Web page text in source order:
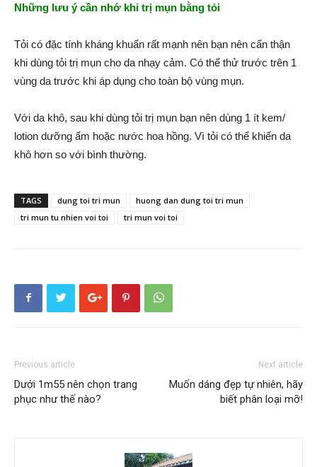
Những lưu ý cần nhớ khi trị mụn bằng tỏi
Tỏi có đặc tính kháng khuẩn rất mạnh nên bạn nên cẩn thận
khi dùng tỏi trị mụn cho da nhạy cảm. Có thể thử trước trên 1
vùng da trước khi áp dụng cho toàn bộ vùng mụn.
Với da khô, sau khi dùng tỏi trị mụn bạn nên dùng 1 ít kem/
lotion dưỡng ẩm hoặc nước hoa hồng. Vì tỏi có thể khiến da
khô hơn so với bình thường.
TAGS dung toi tri mun
huong dan dung toi tri mun
tri mun tu nhien voi toi
tri mun voi toi
Previous article
Dưới 1m55 nên chọn trang
phục như thế nào?
Next article
Muốn dáng đẹp tự nhiên, hãy
biết phân loại mỡ!